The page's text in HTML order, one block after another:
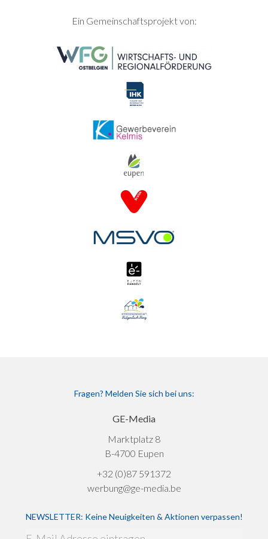
SEITENFUSSEin Gemeinschaftsprojekt von:
Fragen? Melden Sie sich bei uns:
GE-Media
Marktplatz 8
B-4700 Eupen
+32 (0)87 591372
werbung@ge-media.be
NEWSLETTER: Keine Neuigkeiten & Aktionen verpassen!